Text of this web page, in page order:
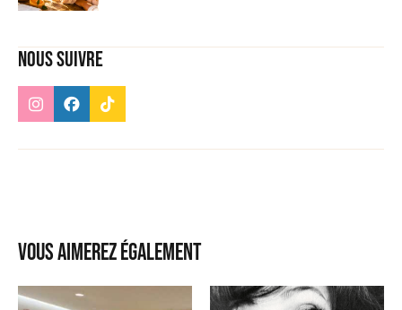
Nous suivre
Vous aimerez également